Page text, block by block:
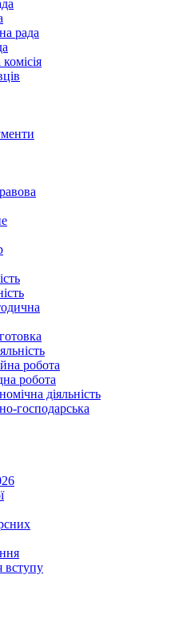
рада
робота
робота
діяльність
господарська
вступу